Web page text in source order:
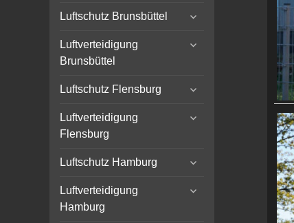
Luftschutz Brunsbüttel
expand
menu
Luftverteidigung
Brunsbüttel
expand
Luftschutz Flensburg
expand
menu
Luftverteidigung
Flensburg
expand
Luftschutz Hamburg
expand
menu
Luftverteidigung
Hamburg
expand